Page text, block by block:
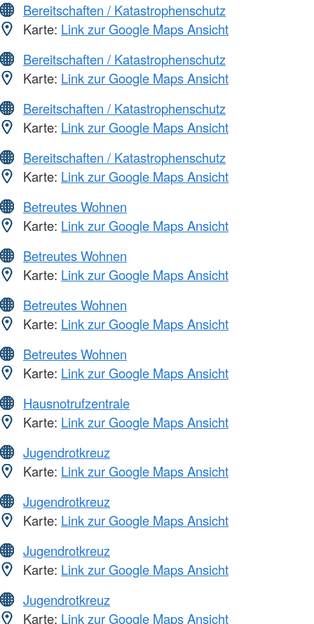
Bereitschaften / Katastrophenschutz
Karte: Link zur Google Maps Ansicht
Bereitschaften / Katastrophenschutz
Karte: Link zur Google Maps Ansicht
Bereitschaften / Katastrophenschutz
Karte: Link zur Google Maps Ansicht
Bereitschaften / Katastrophenschutz
Karte: Link zur Google Maps Ansicht
Betreutes Wohnen
Karte: Link zur Google Maps Ansicht
Betreutes Wohnen
Karte: Link zur Google Maps Ansicht
Betreutes Wohnen
Karte: Link zur Google Maps Ansicht
Betreutes Wohnen
Karte: Link zur Google Maps Ansicht
Hausnotrufzentrale
Karte: Link zur Google Maps Ansicht
Jugendrotkreuz
Karte: Link zur Google Maps Ansicht
Jugendrotkreuz
Karte: Link zur Google Maps Ansicht
Jugendrotkreuz
Karte: Link zur Google Maps Ansicht
Jugendrotkreuz
Karte: Link zur Google Maps Ansicht